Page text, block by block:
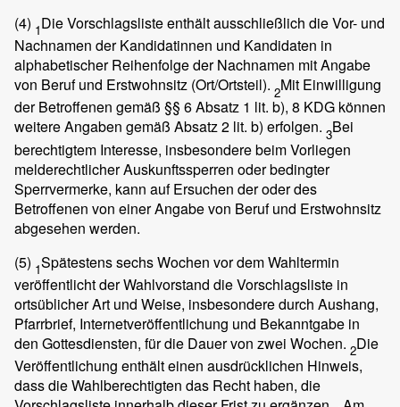
(4) 1Die Vorschlagsliste enthält ausschließlich die Vor- und
Nachnamen der Kandidatinnen und Kandidaten in
alphabetischer Reihenfolge der Nachnamen mit Angabe
von Beruf und Erstwohnsitz (Ort/Ortsteil). 2Mit Einwilligung
der Betroffenen gemäß §§ 6 Absatz 1 lit. b), 8 KDG können
weitere Angaben gemäß Absatz 2 lit. b) erfolgen. 3Bei
berechtigtem Interesse, insbesondere beim Vorliegen
melderechtlicher Auskunftssperren oder bedingter
Sperrvermerke, kann auf Ersuchen der oder des
Betroffenen von einer Angabe von Beruf und Erstwohnsitz
abgesehen werden.
(5) 1Spätestens sechs Wochen vor dem Wahltermin
veröffentlicht der Wahlvorstand die Vorschlagsliste in
ortsüblicher Art und Weise, insbesondere durch Aushang,
Pfarrbrief, Internetveröffentlichung und Bekanntgabe in
den Gottesdiensten, für die Dauer von zwei Wochen. 2Die
Veröffentlichung enthält einen ausdrücklichen Hinweis,
dass die Wahlberechtigten das Recht haben, die